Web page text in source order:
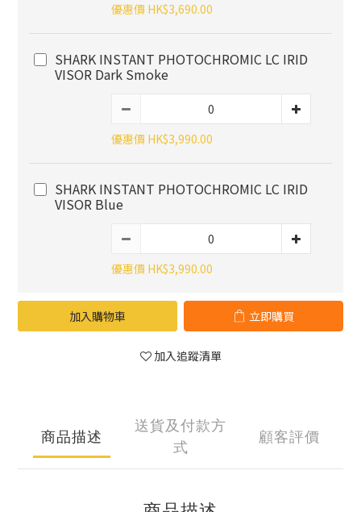
優惠價 HK$3,690.00
SHARK INSTANT PHOTOCHROMIC LC IRID
VISOR Dark Smoke
優惠價 HK$3,990.00
SHARK INSTANT PHOTOCHROMIC LC IRID
VISOR Blue
優惠價 HK$3,990.00
加入購物車 立即購買
加入追蹤清單
商品描述
送貨及付款方
式
顧客評價